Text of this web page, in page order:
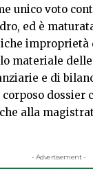
unico voto
ed è
improprietà
materiale
e di
dossier
alla
- Advertisement -